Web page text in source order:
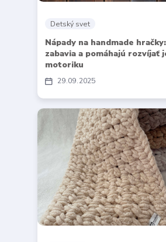
29 09 2025
Detský svet
Nápady na handmade
zabavia a pomáhajú rozvíjať
motoriku